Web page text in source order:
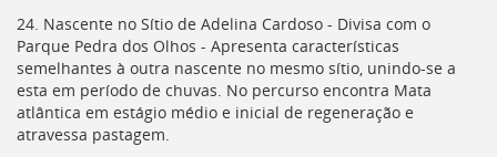
24. Nascente no Sítio de Adelina Cardoso - Divisa com o
Parque Pedra dos Olhos - Apresenta características
semelhantes à outra nascente no mesmo sítio, unindo-se a
esta em período de chuvas. No percurso encontra Mata
atlântica em estágio médio e inicial de regeneração e
atravessa pastagem.